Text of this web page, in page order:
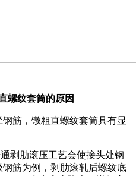
螺纹套筒的原因
筋，镦粗直螺纹套筒具有显
剥肋滚压工艺会使接头处钢
筋为例，剥肋滚轧后螺纹底